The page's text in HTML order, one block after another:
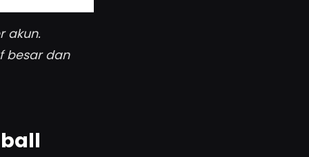
akun.
besar dan